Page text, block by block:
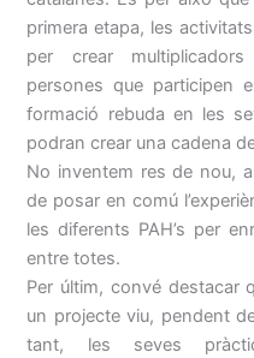
primera etapa, les
per crear
persones que participen
formació rebuda en les
podran crear una cadena
No inventem res de nou,
de posar en comú
les diferents PAH’s per
entre totes.
Per últim, convé destacar
un projecte viu, pendent
tant, les seves